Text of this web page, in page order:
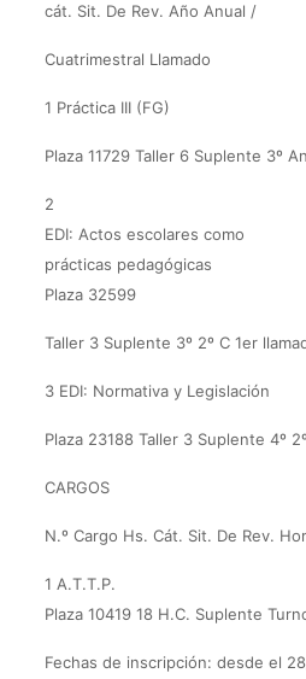
cát. Sit. De Rev. Año Anual /
Cuatrimestral Llamado
1 Práctica III (FG)
Plaza 11729 Taller 6 Suplente 3º
2
EDI: Actos escolares como
prácticas pedagógicas
Plaza 32599
Taller 3 Suplente 3º 2º C 1er
3 EDI: Normativa y Legislación
Plaza 23188 Taller 3 Suplente 4º
CARGOS
N.º Cargo Hs. Cát. Sit. De Rev.
1 A.T.T.P.
Plaza 10419 18 H.C. Suplente
Fechas de inscripción: desde el